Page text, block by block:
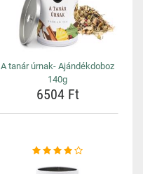
A tanár úrnak- Ajándékdoboz
140g
6504 Ft